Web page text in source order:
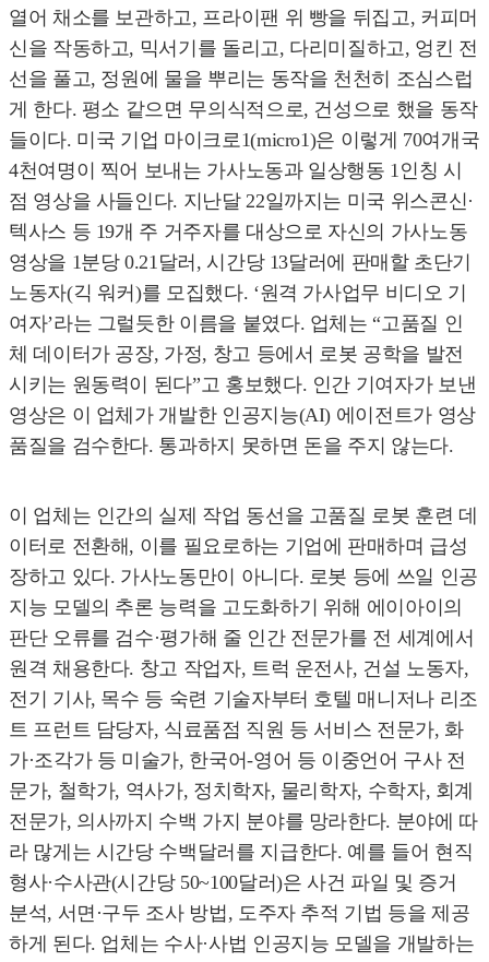
열어 채소를 보관하고, 프라이팬 위 빵을 뒤집고, 커피머
신을 작동하고, 믹서기를 돌리고, 다리미질하고, 엉킨 전
선을 풀고, 정원에 물을 뿌리는 동작을 천천히 조심스럽
게 한다. 평소 같으면 무의식적으로, 건성으로 했을 동작
들이다. 미국 기업 마이크로1(micro1)은 이렇게 70여개국
4천여명이 찍어 보내는 가사노동과 일상행동 1인칭 시
점 영상을 사들인다. 지난달 22일까지는 미국 위스콘신·
텍사스 등 19개 주 거주자를 대상으로 자신의 가사노동
영상을 1분당 0.21달러, 시간당 13달러에 판매할 초단기
노동자(긱 워커)를 모집했다. ‘원격 가사업무 비디오 기
여자’라는 그럴듯한 이름을 붙였다. 업체는 “고품질 인
체 데이터가 공장, 가정, 창고 등에서 로봇 공학을 발전
시키는 원동력이 된다”고 홍보했다. 인간 기여자가 보낸
영상은 이 업체가 개발한 인공지능(AI) 에이전트가 영상
품질을 검수한다. 통과하지 못하면 돈을 주지 않는다.
이 업체는 인간의 실제 작업 동선을 고품질 로봇 훈련 데
이터로 전환해, 이를 필요로하는 기업에 판매하며 급성
장하고 있다. 가사노동만이 아니다. 로봇 등에 쓰일 인공
지능 모델의 추론 능력을 고도화하기 위해 에이아이의
판단 오류를 검수·평가해 줄 인간 전문가를 전 세계에서
원격 채용한다. 창고 작업자, 트럭 운전사, 건설 노동자,
전기 기사, 목수 등 숙련 기술자부터 호텔 매니저나 리조
트 프런트 담당자, 식료품점 직원 등 서비스 전문가, 화
가·조각가 등 미술가, 한국어-영어 등 이중언어 구사 전
문가, 철학가, 역사가, 정치학자, 물리학자, 수학자, 회계
전문가, 의사까지 수백 가지 분야를 망라한다. 분야에 따
라 많게는 시간당 수백달러를 지급한다. 예를 들어 현직
형사·수사관(시간당 50~100달러)은 사건 파일 및 증거
분석, 서면·구두 조사 방법, 도주자 추적 기법 등을 제공
하게 된다. 업체는 수사·사법 인공지능 모델을 개발하는